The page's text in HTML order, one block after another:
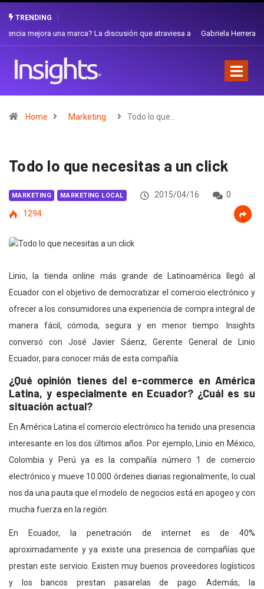
TRENDING
Gabriela Herrera y el arte de cambiarse el sombrero en Corporación
Home Marketing Todo lo que…
Todo lo que necesitas a un click
MARKETING MARKETING LOCAL 2015/04/16
0
1294
Linio, la tienda online más grande de Latinoamérica llegó al
Ecuador con el objetivo de democratizar el comercio electrónico y
ofrecer a los consumidores una experiencia de compra integral de
manera fácil, cómoda, segura y en menor tiempo. Insights
conversó con José Javier Sáenz, Gerente General de Linio
Ecuador, para conocer más de esta compañía.
¿Qué opinión tienes del e-commerce en América
Latina, y especialmente en Ecuador? ¿Cuál es su
situación actual?
En América Latina el comercio electrónico ha tenido una presencia
interesante en los dos últimos años. Por ejemplo, Linio en México,
Colombia y Perú ya es la compañía número 1 de comercio
electrónico y mueve 10.000 órdenes diarias regionalmente, lo cual
nos da una pauta que el modelo de negocios está en apogeo y con
mucha fuerza en la región.
En Ecuador, la penetración de internet es de 40%
aproximadamente y ya existe una presencia de compañías que
prestan este servicio. Existen muy buenos proveedores logísticos
y los bancos prestan pasarelas de pago. Además, la